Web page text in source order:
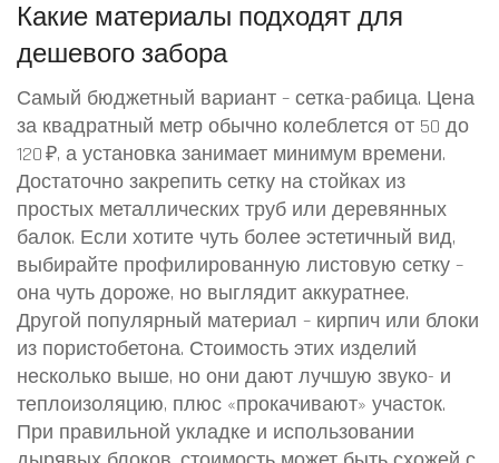
Какие материалы подходят для
дешевого забора
Самый бюджетный вариант – сетка-рабица. Цена
за квадратный метр обычно колеблется от 50 до
120 ₽, а установка занимает минимум времени.
Достаточно закрепить сетку на стойках из
простых металлических труб или деревянных
балок. Если хотите чуть более эстетичный вид,
выбирайте профилированную листовую сетку –
она чуть дороже, но выглядит аккуратнее.
Другой популярный материал – кирпич или блоки
из пористобетона. Стоимость этих изделий
несколько выше, но они дают лучшую звуко- и
теплоизоляцию, плюс «прокачивают» участок.
При правильной укладке и использовании